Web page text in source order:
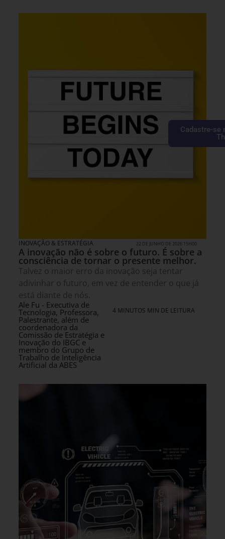
INOVAÇÃO & ESTRATÉGIA 22 DE JUNHO DE 2026 15H00
A inovação não é sobre o futuro. É sobre a
consciência de tornar o presente melhor.
Talvez o maior erro da inovação seja tentar
adivinhar o futuro, em vez de entender o que já
está diante de nós.
Ale Fu - Executiva de
Tecnologia, Professora,
Palestrante, além de
coordenadora da
Comissão de Estratégia e
Inovação do IBGC e
membro do Grupo de
Trabalho de Inteligência
Artificial da ABES
4 MINUTOS MIN DE LEITURA
Cadastre-se